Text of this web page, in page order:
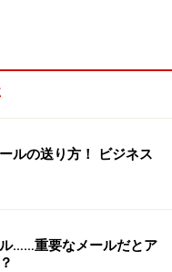
ルの送り方！ ビジネス
……重要なメールだとア